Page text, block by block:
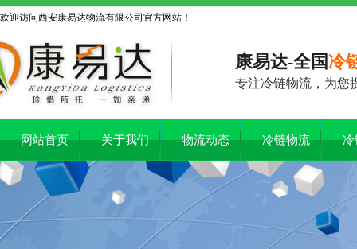
欢迎访问西安康易达物流有限公司官方网站！
康易达-全国冷
专注冷链物流，为您
网站首页 关于我们 物流动态 冷链物流 冷